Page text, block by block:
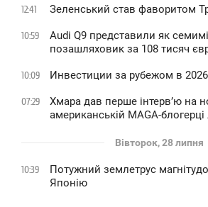
12:41 Зеленський став фаворитом
10:59
Audi Q9 представили як
позашляховик за 108 тисяч
10:09 Инвестиции за рубежом в 2026
07:29
Хмара дав перше інтервʼю на
американській MAGA-
Вівторок, 28 липня
10:39
Потужний землетрус
Японію